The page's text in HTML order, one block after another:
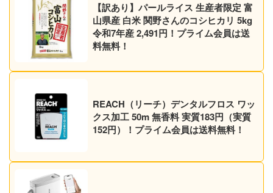
【訳あり】パールライス 生産者限定 富
山県産 白米 関野さんのコシヒカリ 5kg
令和7年産 2,491円！プライム会員は送
料無料！
REACH（リーチ）デンタルフロス ワッ
クス加工 50m 無香料 実質183円（実質
152円）！プライム会員は送料無料！